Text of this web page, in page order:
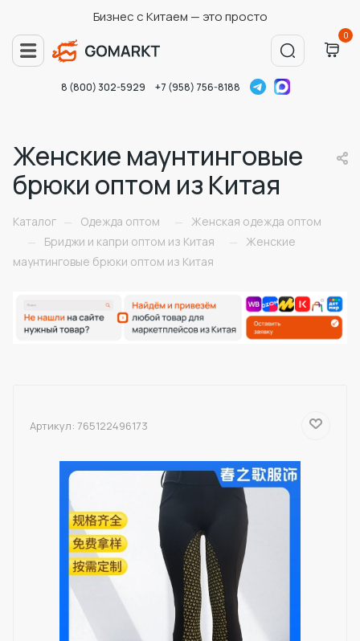
Бизнес с Китаем — это просто
0
8 (800) 302-5929 +7 (958) 756-8188
Женские маунтинговые
брюки оптом из Китая
Каталог — Одежда оптом —
Женская одежда оптом
—
Бриджи и капри оптом из Китая —
Женские
маунтинговые брюки оптом из Китая
Артикул: 765122496173